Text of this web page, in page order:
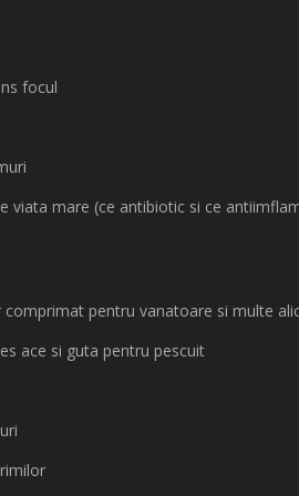
focul
viata mare (ce antibiotic si ce
pentru vanatoare si multe
ace si guta pentru pescuit